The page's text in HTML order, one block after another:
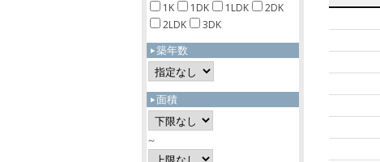
1K
1DK 1LDK
2DK
2LDK
3DK
築年数
面積
～